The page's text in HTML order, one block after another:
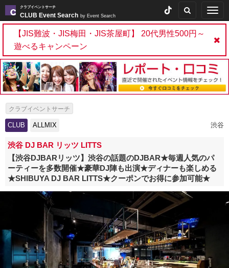
クラブイベントサーチ
CLUB Event Search by Event Search
【JIS難波・JIS梅田・JIS茶屋町】 20代男性500円～
遊べるキャンペーン
クラブイベントサーチ
CLUB ALLMIX 渋谷
渋谷 DJ BAR リッツ LITTS
【渋谷DJBARリッツ】渋谷の話題のDJBAR★毎週人気のパ
ーティーを多数開催★豪華DJ陣も出演★ディナーも楽しめる
★SHIBUYA DJ BAR LITTS★クーポンでお得に参加可能★